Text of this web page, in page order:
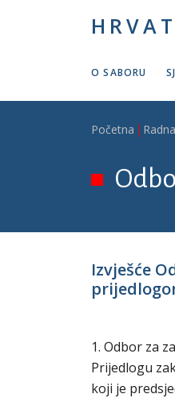
O SABORU
Početna
Izvješće
1. Odbor za
Prijedlogu
koji je